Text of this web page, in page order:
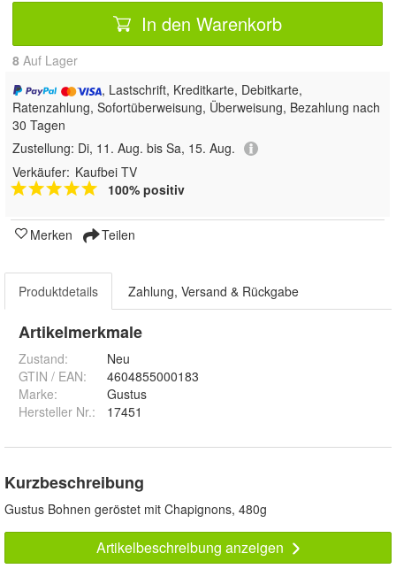
In den Warenkorb
8 Auf Lager
, Lastschrift, Kreditkarte, Debitkarte,
Ratenzahlung, Sofortüberweisung, Überweisung, Bezahlung nach
30 Tagen
Zustellung: Di, 11. Aug. bis Sa, 15. Aug.
Verkäufer: Kaufbei TV
100% positiv
Merken Teilen
Produktdetails Zahlung, Versand & Rückgabe
Artikelmerkmale
Zustand:
Neu
GTIN / EAN:
4604855000183
Marke:
Gustus
Hersteller Nr.:
17451
Kurzbeschreibung
Gustus Bohnen geröstet mit Chapignons, 480g
Artikelbeschreibung anzeigen